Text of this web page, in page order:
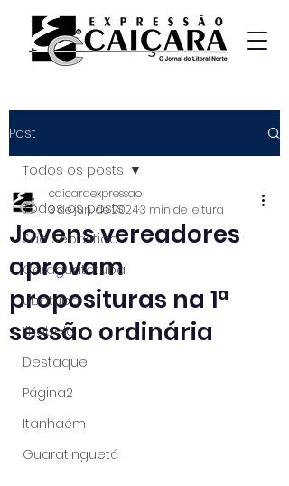
Post
Todos os posts
São Sebastião
Caraguatatuba
Ubatuba
Ilhabela
Destaque
Página2
Itanhaém
Guaratinguetá
Todos os posts
Jovens vereadores
aprovam
proposituras na 1ª
sessão ordinária
caicaraexpressao
3 de jun. de 20243 min de leitura